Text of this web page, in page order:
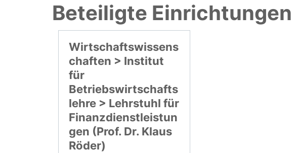
Beteiligte Einrichtungen
Wirtschaftswissens
chaften > Institut
für
Betriebswirtschafts
lehre > Lehrstuhl für
Finanzdienstleistun
gen (Prof. Dr. Klaus
Röder)